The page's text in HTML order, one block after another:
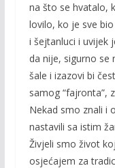
na što se hvatalo,
lovilo, ko je sve
i šejtanluci i uvijek
da nije, sigurno se
šale i izazovi bi
samog “fajronta”,
Nekad smo znali i
nastavili sa istim
Živjeli smo život
osjećajem za